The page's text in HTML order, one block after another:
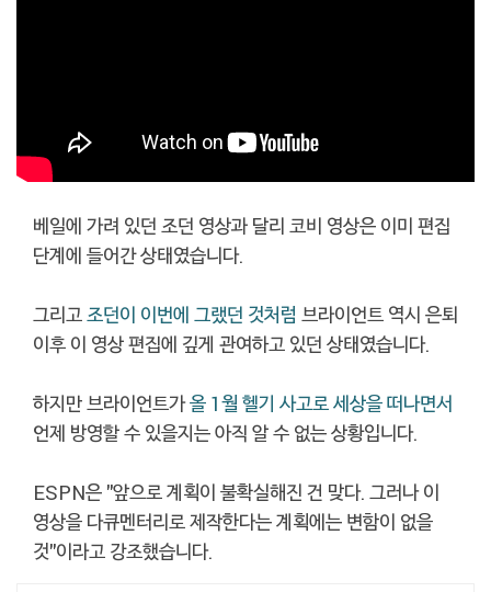
베일에 가려 있던 조던 영상과 달리 코비 영상은 이미 편집
단계에 들어간 상태였습니다.
그리고조던이 이번에 그랬던 것처럼 브라이언트 역시 은퇴
이후 이 영상 편집에 깊게 관여하고 있던 상태였습니다.
하지만 브라이언트가올 1월 헬기 사고로 세상을 떠나면서
언제 방영할 수 있을지는 아직 알 수 없는 상황입니다.
ESPN은 "앞으로 계획이 불확실해진 건 맞다. 그러나 이
영상을 다큐멘터리로 제작한다는 계획에는 변함이 없을
것"이라고 강조했습니다.